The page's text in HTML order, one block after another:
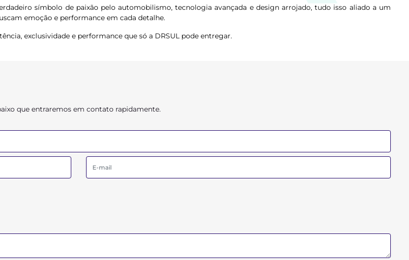
símbolo de paixão pelo automobilismo, tecnologia avançada e design arrojado, tudo isso aliado a um
emoção e performance em cada detalhe.
exclusividade e performance que só a DRSUL pode entregar.
que entraremos em contato rapidamente.